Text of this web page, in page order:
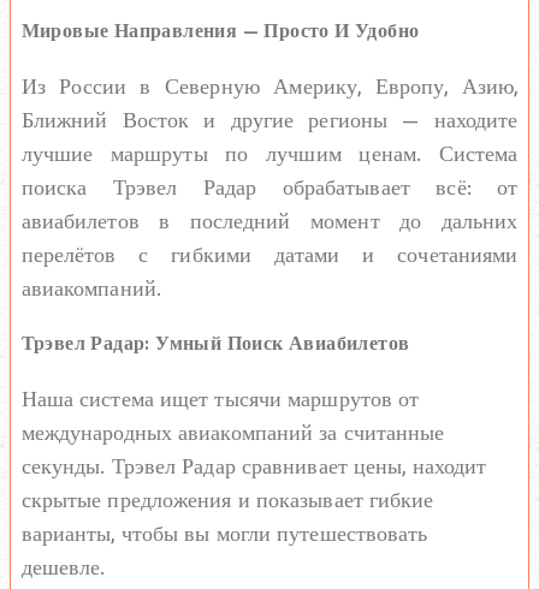
Мировые Направления — Просто И Удобно
Из России в Северную Америку, Европу, Азию,
Ближний Восток и другие регионы — находите
лучшие маршруты по лучшим ценам. Система
поиска Трэвел Радар обрабатывает всё: от
авиабилетов в последний момент до дальних
перелётов с гибкими датами и сочетаниями
авиакомпаний.
Трэвел Радар: Умный Поиск Авиабилетов
Наша система ищет тысячи маршрутов от
международных авиакомпаний за считанные
секунды. Трэвел Радар сравнивает цены, находит
скрытые предложения и показывает гибкие
варианты, чтобы вы могли путешествовать
дешевле.